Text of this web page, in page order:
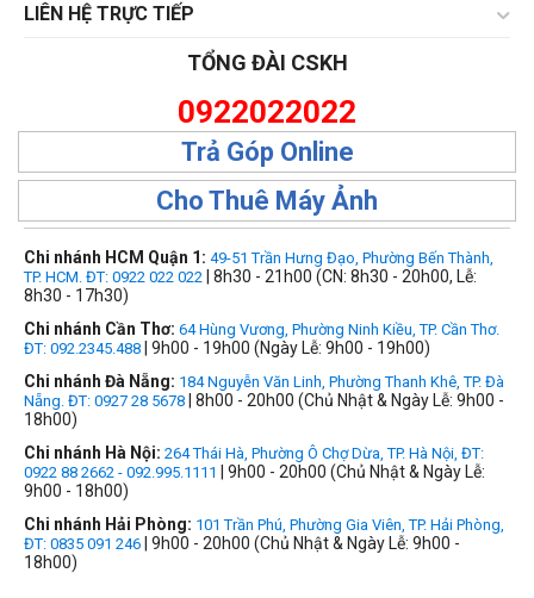
LIÊN HỆ TRỰC TIẾP
TỔNG ĐÀI CSKH
0922022022
Trả Góp Online
Cho Thuê Máy Ảnh
Chi nhánh HCM Quận 1: 49-51 Trần Hưng Đạo, Phường Bến Thành,
TP. HCM. ĐT: 0922 022 022 | 8h30 - 21h00 (CN: 8h30 - 20h00, Lễ:
8h30 - 17h30)
Chi nhánh Cần Thơ: 64 Hùng Vương, Phường Ninh Kiều, TP. Cần Thơ.
ĐT: 092.2345.488 | 9h00 - 19h00 (Ngày Lễ: 9h00 - 19h00)
Chi nhánh Đà Nẵng: 184 Nguyễn Văn Linh, Phường Thanh Khê, TP. Đà
Nẵng. ĐT: 0927 28 5678 | 8h00 - 20h00 (Chủ Nhật & Ngày Lễ: 9h00 -
18h00)
Chi nhánh Hà Nội: 264 Thái Hà, Phường Ô Chợ Dừa, TP. Hà Nội, ĐT:
0922 88 2662 - 092.995.1111
| 9h00 - 20h00 (Chủ Nhật & Ngày Lễ:
9h00 - 18h00)
Chi nhánh Hải Phòng: 101 Trần Phú, Phường Gia Viên, TP. Hải Phòng,
ĐT: 0835 091 246 | 9h00 - 20h00 (Chủ Nhật & Ngày Lễ: 9h00 -
18h00)